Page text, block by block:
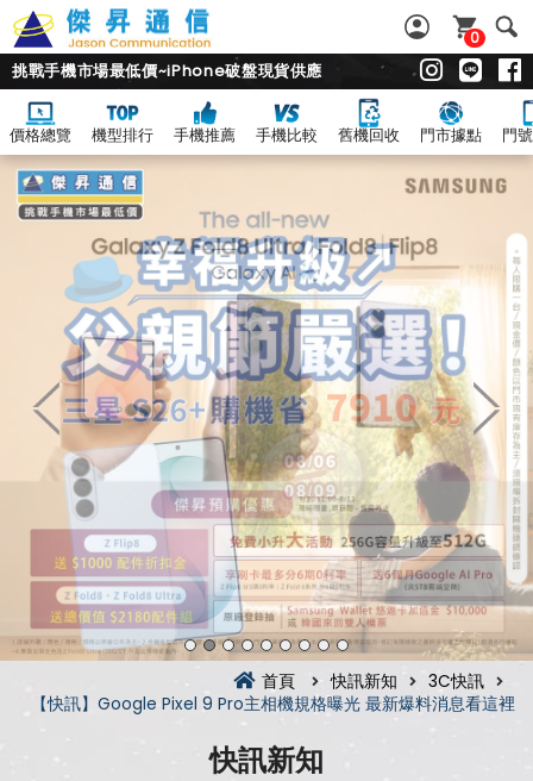
0
挑戰手機市場最低價~iPhone破盤現貨供應
價格總覽 機型排行 手機推薦 手機比較 舊機回收 門市據點 門
首頁 快訊新知
3C快訊
【快訊】Google Pixel 9 Pro主相機規格曝光 最新爆料消息看這裡
快訊新知